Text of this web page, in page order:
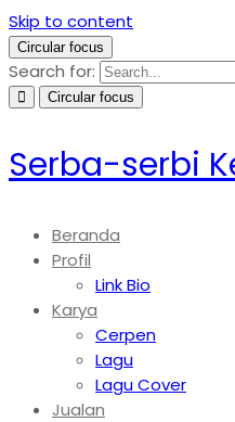
Skip to content
Circular focus
Search for:
Circular focus
Serba-serbi
Beranda
Profil
Link Bio
Karya
Cerpen
Lagu
Lagu Cover
Jualan